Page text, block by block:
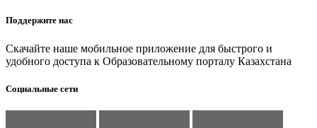
Поддержите нас
Скачайте наше мобильное приложение для быстрого и
удобного доступа к Образовательному порталу Казахстана
Социальные сети